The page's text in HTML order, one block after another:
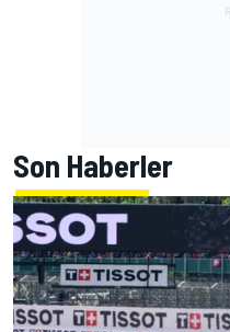
Son Haberler